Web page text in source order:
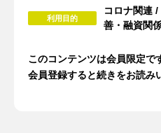
利用目的
コロナ関連 /
善・融資関
このコンテンツは会員限定で
会員登録すると続きをお読み